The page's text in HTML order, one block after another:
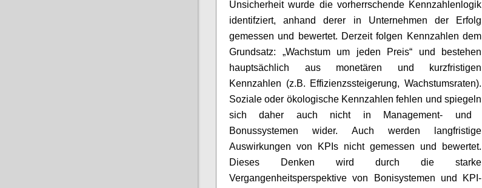
Unsicherheitwurde die vorherrschende Kennzahlenlogik
identifziert, anhand derer in Unternehmen der Erfolg
gemessen und bewertet. Derzeit folgen Kennzahlen dem
Grundsatz: „Wachstum um jeden Preis“ und bestehen
hauptsächlich aus monetären und kurzfristigen
Kennzahlen (z.B. Effizienzssteigerung, Wachstumsraten).
Soziale oder ökologische Kennzahlen fehlen und spiegeln
sich daher auch nicht in
Management- und
Bonussystemen wider. Auch werden langfristige
Auswirkungen von KPIs nicht gemessen und bewertet.
Dieses Denken wird durch die starke
Vergangenheitsperspektive von Bonisystemen und KPI-